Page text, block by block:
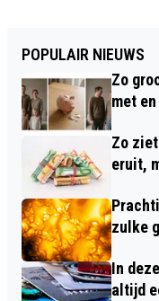
POPULAIR NIEUWS
Zo
met
Zo
eruit,
zulke
In
altijd